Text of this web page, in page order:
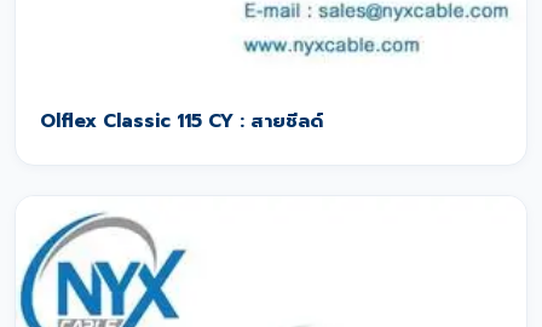
Olflex Classic 115 CY : สายชีลด์